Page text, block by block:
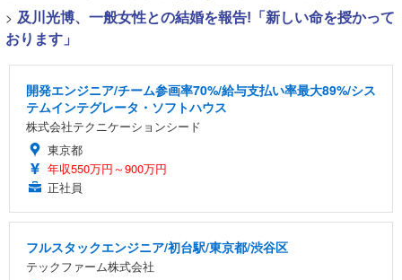
> 及川光博、一般女性との結婚を報告!「新しい命を授かって
おります」
開発エンジニア/チーム参画率70%/給与支払い率最大89%/シス
テムインテグレータ・ソフトハウス
株式会社テクニケーションシード
東京都
年収550万円～900万円
正社員
フルスタックエンジニア/初台駅/東京都/渋谷区
テックファーム株式会社